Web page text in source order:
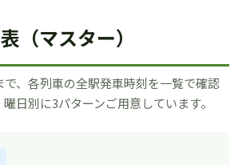
（マスター）
、各列車の全駅発車時刻を一覧で確認
日別に3パターンご用意しています。